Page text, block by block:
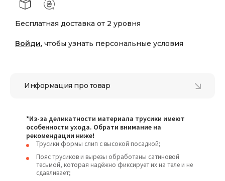
Бесплатная доставка от 2 уровня
Войди, чтобы узнать персональные условия
Информация про товар
*Из-за деликатности материала трусики имеют
особенности ухода. Обрати внимание на
рекомендации ниже!
Трусики формы слип с высокой посадкой;
Пояс трусиков и вырезы обработаны сатиновой
тесьмой, которая надёжно фиксирует их на теле и не
сдавливает;